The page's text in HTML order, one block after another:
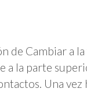
de Cambiar a
a la parte
Una